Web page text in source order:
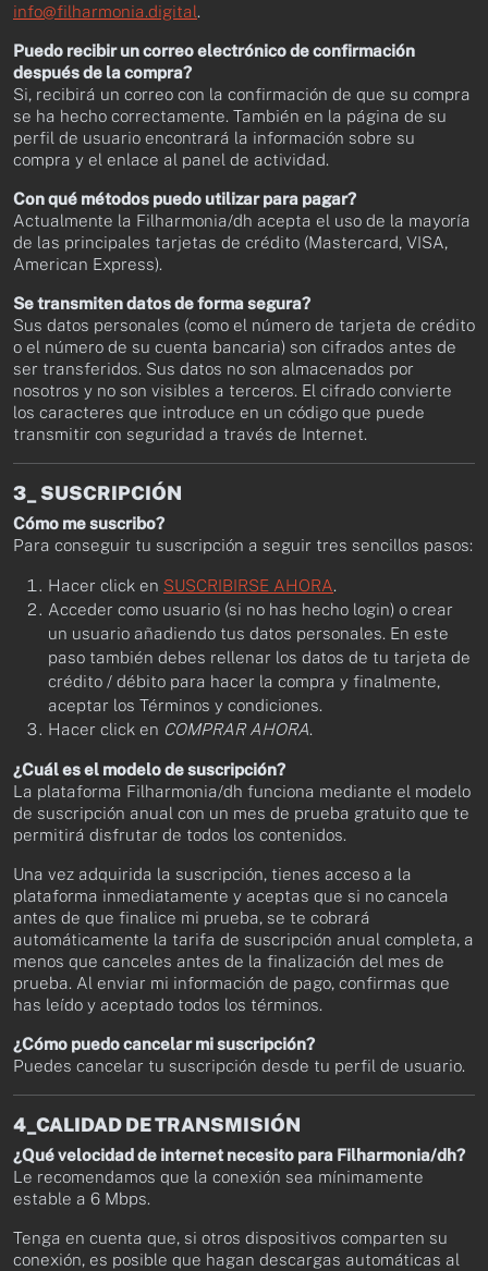
info@filharmonia.digital.
Puedo recibir un correo electrónico de confirmación
después de la compra?
Si, recibirá un correo con la confirmación de que su compra
se ha hecho correctamente. También en la página de su
perfil de usuario encontrará la información sobre su
compra y el enlace al panel de actividad.
Con qué métodos puedo utilizar para pagar?
Actualmente la Filharmonia/dh acepta el uso de la mayoría
de las principales tarjetas de crédito (Mastercard, VISA,
American Express).
Se transmiten datos de forma segura?
Sus datos personales (como el número de tarjeta de crédito
o el número de su cuenta bancaria) son cifrados antes de
ser transferidos. Sus datos no son almacenados por
nosotros y no son visibles a terceros. El cifrado convierte
los caracteres que introduce en un código que puede
transmitir con seguridad a través de Internet.
3_ SUSCRIPCIÓN
Cómo me suscribo?
Para conseguir tu suscripción a seguir tres sencillos pasos:
Hacer click en SUSCRIBIRSE AHORA.
Acceder como usuario (si no has hecho login) o crear
un usuario añadiendo tus datos personales. En este
paso también debes rellenar los datos de tu tarjeta de
crédito / débito para hacer la compra y finalmente,
aceptar los Términos y condiciones.
Hacer click en COMPRAR AHORA.
¿Cuál es el modelo de suscripción?
La plataforma Filharmonia/dh funciona mediante el modelo
de suscripción anual con un mes de prueba gratuito que te
permitirá disfrutar de todos los contenidos.
Una vez adquirida la suscripción, tienes acceso a la
plataforma inmediatamente y aceptas que si no cancela
antes de que finalice mi prueba, se te cobrará
automáticamente la tarifa de suscripción anual completa, a
menos que canceles antes de la finalización del mes de
prueba. Al enviar mi información de pago, confirmas que
has leído y aceptado todos los términos.
¿Cómo puedo cancelar mi suscripción?
Puedes cancelar tu suscripción desde tu perfil de usuario.
4_CALIDAD DE TRANSMISIÓN
¿Qué velocidad de internet necesito para Filharmonia/dh?
Le recomendamos que la conexión sea mínimamente
estable a 6 Mbps.
Tenga en cuenta que, si otros dispositivos comparten su
conexión, es posible que hagan descargas automáticas al